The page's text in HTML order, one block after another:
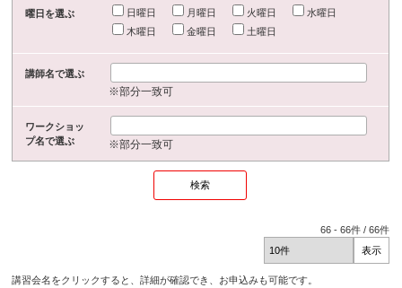
曜日を選ぶ 日曜日 月曜日 火曜日
水曜日
木曜日
金曜日 土曜日
講師名で選ぶ
※部分一致可
ワークショッ
プ名で選ぶ
※部分一致可
66 -66件 /66件
講習会名をクリックすると、詳細が確認でき、お申込みも可能です。